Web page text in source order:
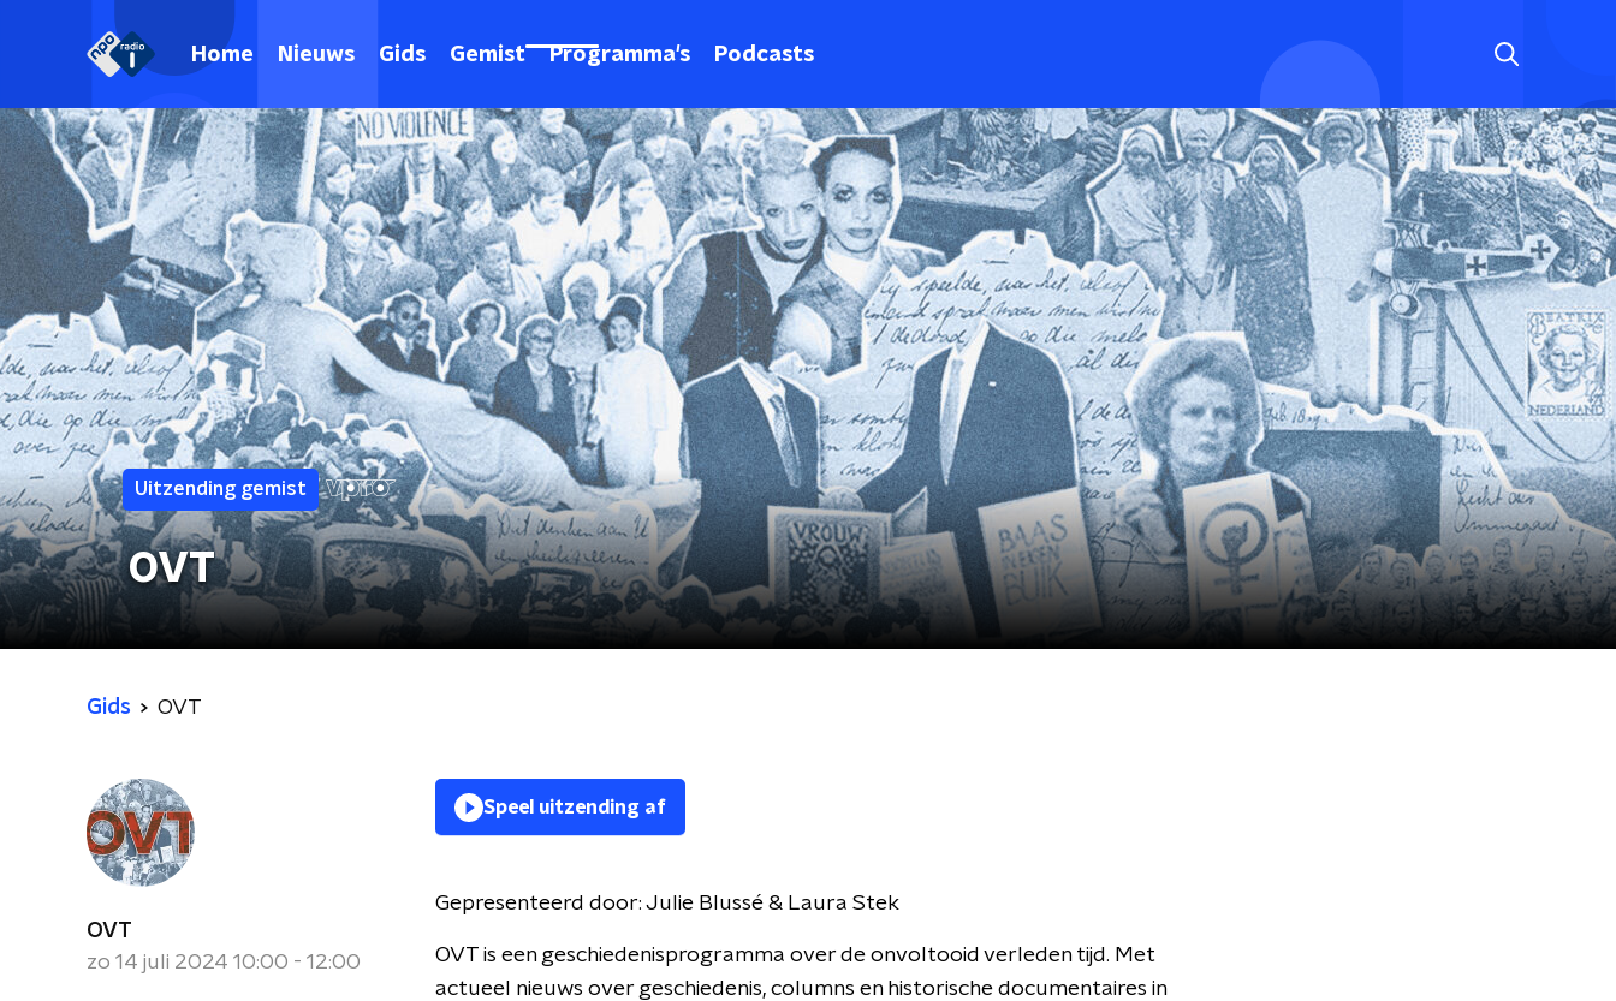
Home Nieuws Gids Gemist Programma's Podcasts
Uitzending gemist
OVT
Gids OVT
OVT
zo 14 juli 2024 10:00 - 12:00
Speel uitzending af
Gepresenteerd door: Julie Blussé & Laura Stek
OVT is een geschiedenisprogramma over de onvoltooid verleden tijd. Met
actueel nieuws over geschiedenis, columns en historische documentaires in